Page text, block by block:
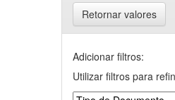
Retornar valores
Adicionar filtros:
Utilizar filtros para